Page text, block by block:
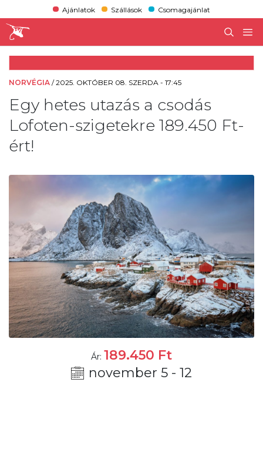
Ajánlatok Szállások Csomagajánlat
NORVÉGIA /2025. OKTÓBER 08. SZERDA - 17:45
Egy hetes utazás a csodás
Lofoten-szigetekre 189.450 Ft-
ért!
Ár: 189.450 Ft
november 5 - 12